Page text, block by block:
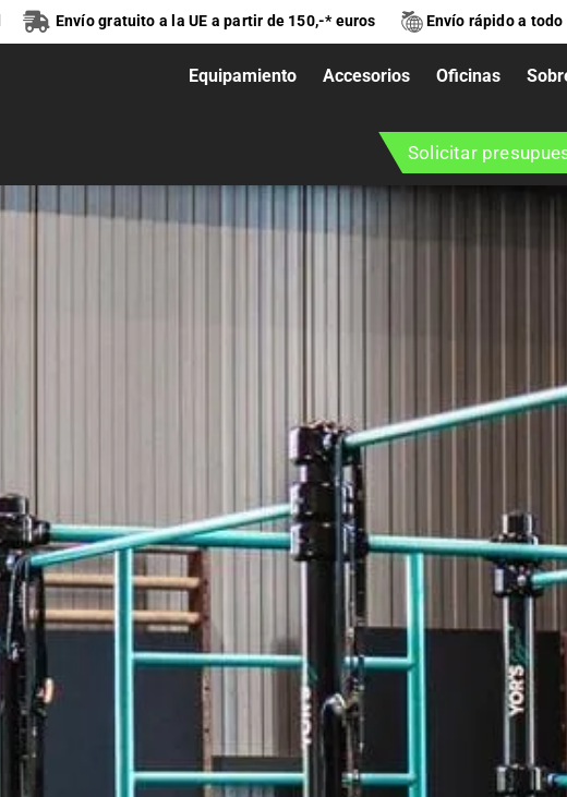
Envío gratuito a la UE a partir de 150,-* euros Envío rápido a
Equipamiento Accesorios Oficinas
Solicitar